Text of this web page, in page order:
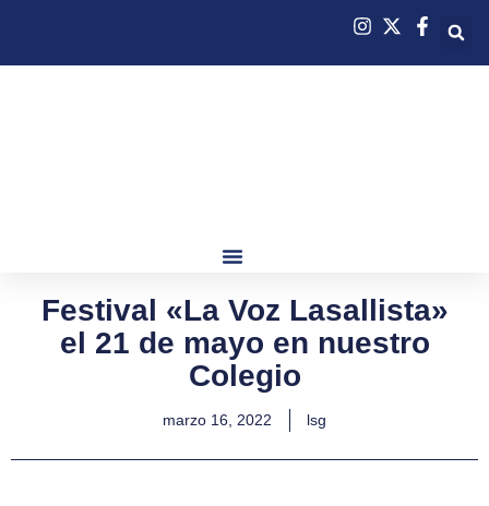
Festival «La Voz Lasallista»
el 21 de mayo en nuestro
Colegio
marzo 16, 2022 lsg